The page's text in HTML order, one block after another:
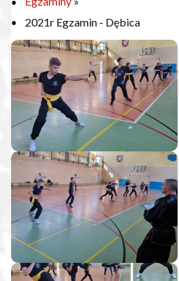
2021r Egzamin - Dębica